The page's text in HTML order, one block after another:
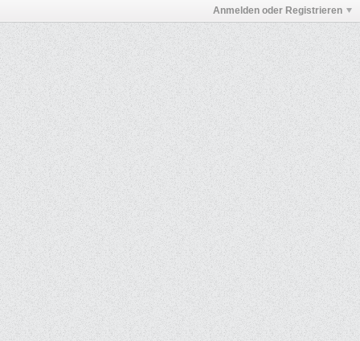
Anmelden oder Registrieren